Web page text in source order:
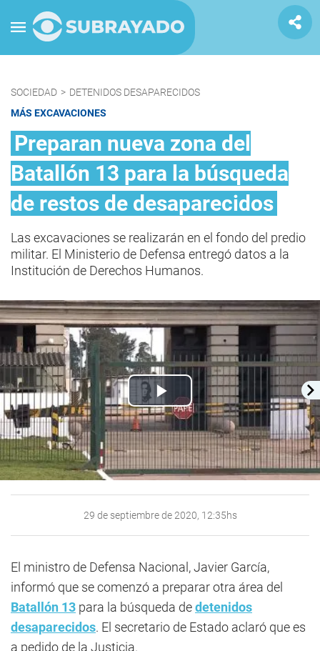
SOCIEDAD > DETENIDOS DESAPARECIDOS
MÁS EXCAVACIONES
Preparan nueva zona del
Batallón 13 para la búsqueda
de restos de desaparecidos
Las excavaciones se realizarán en el fondo del predio
militar. El Ministerio de Defensa entregó datos a la
Institución de Derechos Humanos.
Play
Video
29 de septiembre de 2020, 12:35hs
El ministro de Defensa Nacional, Javier García,
informó que se comenzó a preparar otra área del
Batallón 13 para la búsqueda dedetenidos
desaparecidos. El secretario de Estado aclaró que es
a pedido de la Justicia.